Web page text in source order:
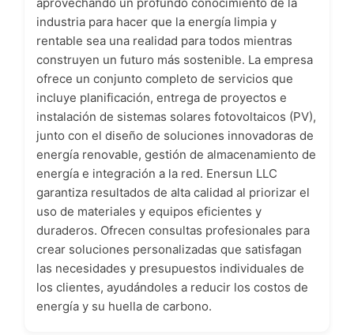
industria para hacer que la energía limpia y
rentable sea una realidad para todos mientras
construyen un futuro más sostenible. La empresa
ofrece un conjunto completo de servicios que
incluye planificación, entrega de proyectos e
instalación de sistemas solares fotovoltaicos (PV),
junto con el diseño de soluciones innovadoras de
energía renovable, gestión de almacenamiento de
energía e integración a la red. Enersun LLC
garantiza resultados de alta calidad al priorizar el
uso de materiales y equipos eficientes y
duraderos. Ofrecen consultas profesionales para
crear soluciones personalizadas que satisfagan
las necesidades y presupuestos individuales de
los clientes, ayudándoles a reducir los costos de
energía y su huella de carbono.